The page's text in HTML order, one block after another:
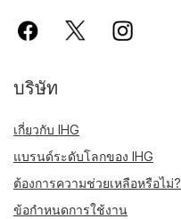
บริษัท
เกี่ยวกับ IHG
แบรนด์ระดับโลกของ IHG
ต้องการความช่วยเหลือหรือไม่?
ข้อกำหนดการใช้งาน